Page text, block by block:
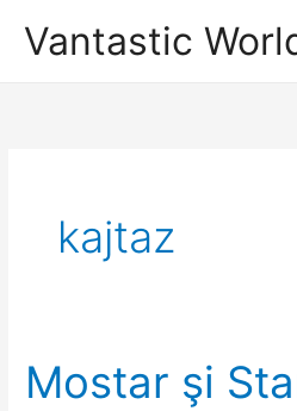
Vantastic
kajtaz
Mostar şi